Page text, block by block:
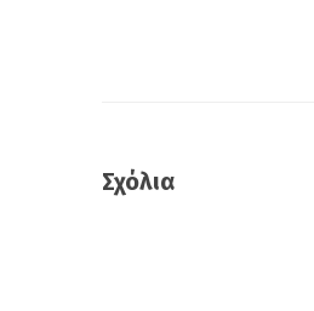
Σχόλια